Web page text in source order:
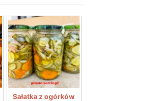
Sałatka z ogórków